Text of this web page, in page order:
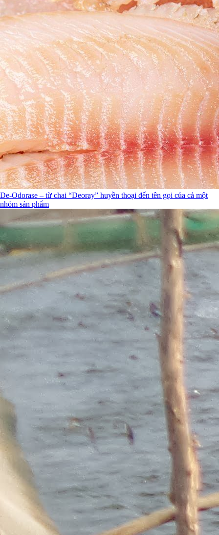
De-Odorase – từ chai “Deoray” huyền thoại đến tên gọi của cả một
nhóm sản phẩm